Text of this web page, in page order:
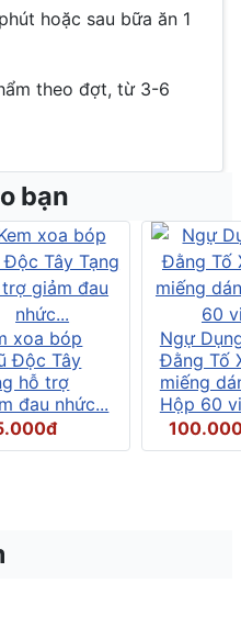
hoặc sau bữa ăn 1
theo đợt, từ 3-6
bạn
xoa bóp
Độc Tây
hỗ trợ
đau nhức...
Ngự
Đằng Tố
miếng
Hộp 60